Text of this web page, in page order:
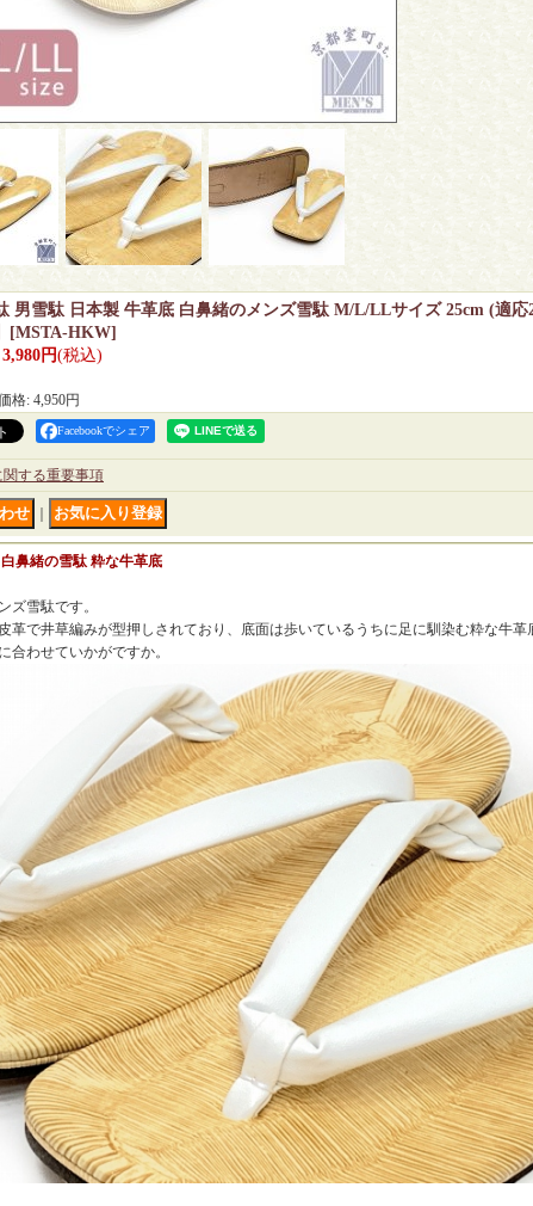
男雪駄 日本製 牛革底 白鼻緒のメンズ雪駄 M/L/LLサイズ 25cm (適応
[MSTA-HKW]
3,980円(税込)
格: 4,950円
Facebookでシェア
する重要事項
鼻緒の雪駄 粋な牛革底
ズ雪駄です。
革で井草編みが型押しされており、底面は歩いているうちに足に馴染む粋な牛革
合わせていかがですか。